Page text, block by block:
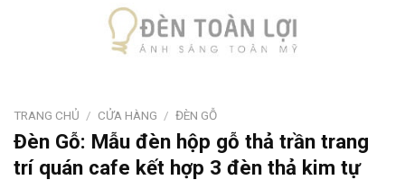
TRANG CHỦ / CỬA HÀNG / ĐÈN GỖ
Đèn Gỗ: Mẫu đèn hộp gỗ thả trần trang
trí quán cafe kết hợp 3 đèn thả kim tự